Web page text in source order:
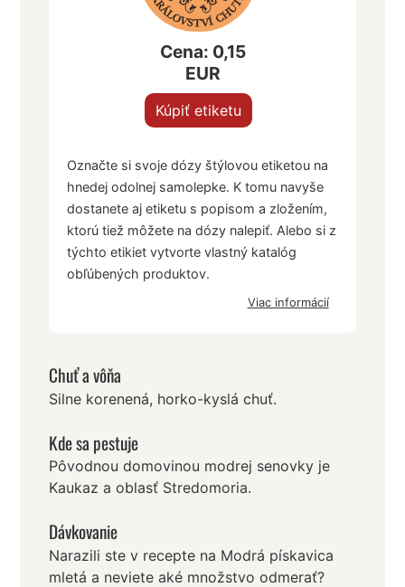
Cena: 0,15
EUR
Kúpiť etiketu
Označte si svoje dózy štýlovou etiketou na
hnedej odolnej samolepke. K tomu navyše
dostanete aj etiketu s popisom a zložením,
ktorú tiež môžete na dózy nalepiť. Alebo si z
týchto etikiet vytvorte vlastný katalóg
obľúbených produktov.
Viac informácií
Chuť a vôňa
Silne korenená, horko-kyslá chuť.
Kde sa pestuje
Pôvodnou domovinou modrej senovky je
Kaukaz a oblasť Stredomoria.
Dávkovanie
Narazili ste v recepte na Modrá pískavica
mletá a neviete aké množstvo odmerať?